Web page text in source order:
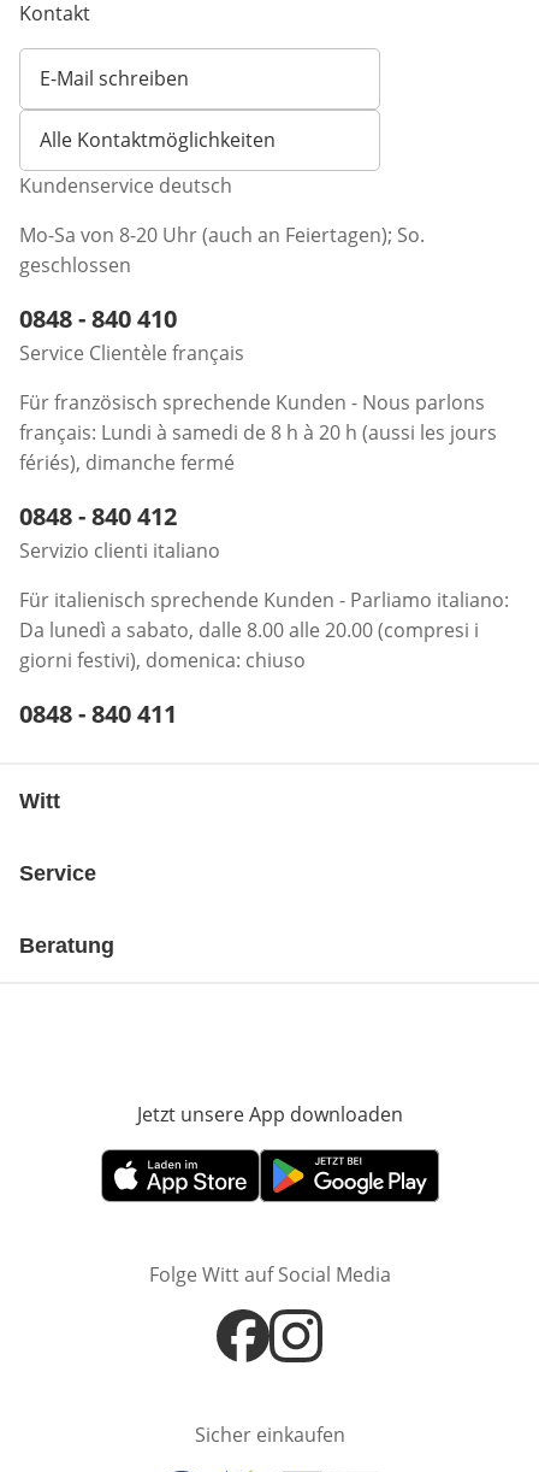
Kontakt
E-Mail schreiben
Öffnet E-Mail-Client
Alle Kontaktmöglichkeiten
Kundenservice deutsch
Mo-Sa von 8-20 Uhr (auch an Feiertagen); So.
geschlossen
Telefonnummer:
0848 - 840 410
Service Clientèle français
Für französisch sprechende Kunden - Nous parlons
français: Lundi à samedi de 8 h à 20 h (aussi les jours
fériés), dimanche fermé
Telefonnummer:
0848 - 840 412
Servizio clienti italiano
Für italienisch sprechende Kunden - Parliamo italiano:
Da lunedì a sabato, dalle 8.00 alle 20.00 (compresi i
giorni festivi), domenica: chiuso
Telefonnummer:
0848 - 840 411
Witt
Service
Beratung
Jetzt unsere App downloaden
Öffnet in neuem FensterÖffnet in neuem Fenster
Folge Witt auf Social Media
Öffnet in neuem Fenster
Öffnet in neuem Fenster
Sicher einkaufen